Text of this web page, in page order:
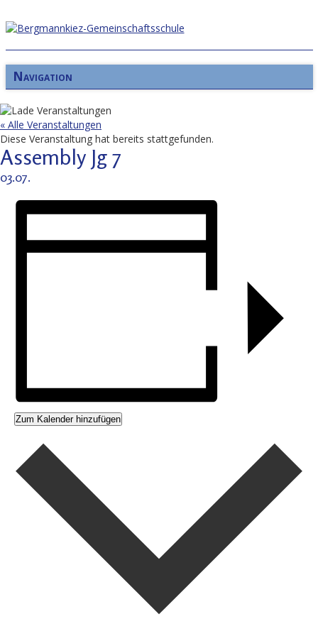
Navigation
« Alle Veranstaltungen
Diese Veranstaltung hat bereits stattgefunden.
Assembly Jg 7
03.07.
Zum Kalender hinzufügen